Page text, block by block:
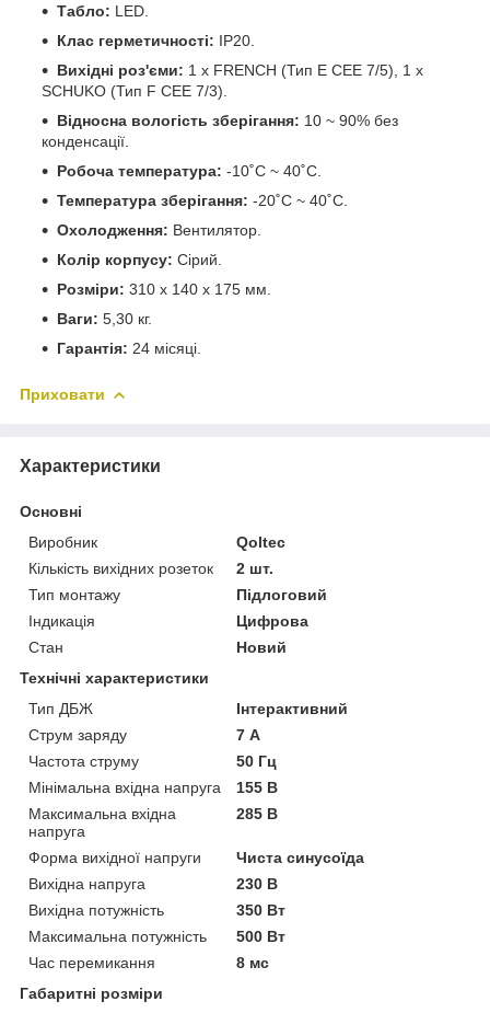
Табло: LED.
Клас герметичності: IP20.
Вихідні роз'єми: 1 x FRENCH (Тип E CEE 7/5), 1 x
SCHUKO (Тип F CEE 7/3).
Відносна вологість зберігання: 10 ~ 90% без
конденсації.
Робоча температура: -10˚C ~ 40˚C.
Температура зберігання: -20˚C ~ 40˚C.
Охолодження: Вентилятор.
Колір корпусу: Сірий.
Розміри: 310 х 140 х 175 мм.
Ваги: 5,30 кг.
Гарантія: 24 місяці.
Приховати
Характеристики
Основні
Виробник
Qoltec
Кількість вихідних розеток
2 шт.
Тип монтажу
Підлоговий
Індикація
Цифрова
Стан
Новий
Технічні характеристики
Тип ДБЖ
Інтерактивний
Струм заряду
7 А
Частота струму
50 Гц
Мінімальна вхідна напруга
155 В
Максимальна вхідна
напруга
285 В
Форма вихідної напруги
Чиста синусоїда
Вихідна напруга
230 В
Вихідна потужність
350 Вт
Максимальна потужність
500 Вт
Час перемикання
8 мс
Габаритні розміри